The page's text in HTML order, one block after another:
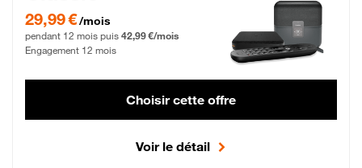
29,99 € par mois pendant 12 mois puis 42,99 € par mois, Engagement 12 mois
29,99 €/mois
pendant 12 mois puis 42,99 €/mois
Engagement 12 mois
Choisir cette offre
Voir le détail